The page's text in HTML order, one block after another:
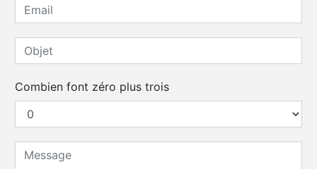
Combien font zéro plus trois